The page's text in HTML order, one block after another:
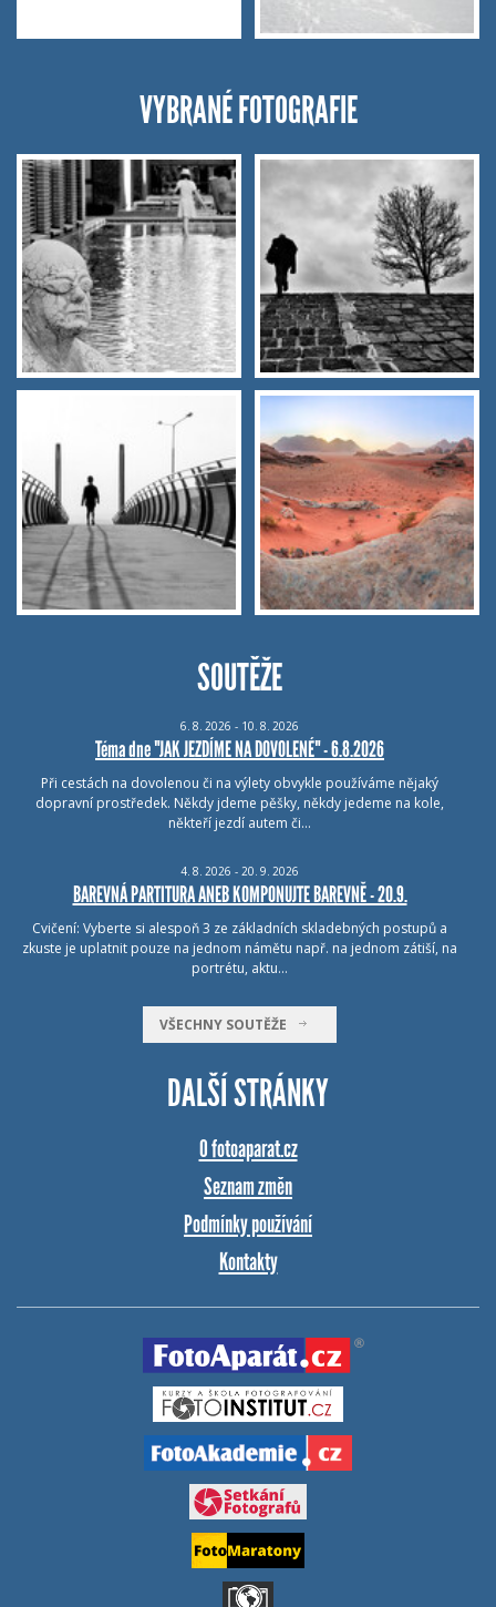
VYBRANÉ FOTOGRAFIE
SOUTĚŽE
6. 8. 2026 - 10. 8. 2026
Téma dne "JAK JEZDÍME NA DOVOLENÉ" - 6.8.2026
Při cestách na dovolenou či na výlety obvykle používáme nějaký
dopravní prostředek. Někdy jdeme pěšky, někdy jedeme na kole,
někteří jezdí autem či…
4. 8. 2026 - 20. 9. 2026
BAREVNÁ PARTITURA ANEB KOMPONUJTE BAREVNĚ - 20.9.
Cvičení: Vyberte si alespoň 3 ze základních skladebných postupů a
zkuste je uplatnit pouze na jednom námětu např. na jednom zátiší, na
portrétu, aktu…
VŠECHNY SOUTĚŽE
DALŠÍ STRÁNKY
O fotoaparat.cz
Seznam změn
Podmínky používání
Kontakty